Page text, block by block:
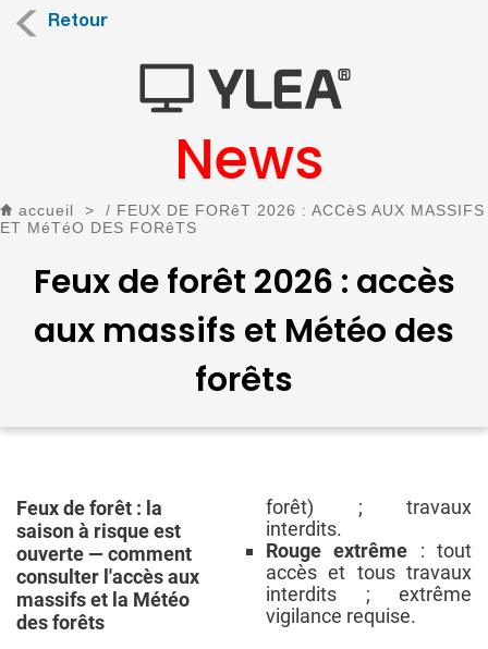
Retour
News
accueil >/ FEUX DE FORêT 2026 : ACCèS AUX MASSIFS
ET MéTéO DES FORêTS
Feux de forêt 2026 : accès
aux massifs et Météo des
forêts
Feux de forêt : la
saison à risque est
ouverte — comment
consulter l'accès aux
massifs et la Météo
des forêts
forêt) ; travaux
interdits.
Rouge extrême : tout
accès et tous travaux
interdits ; extrême
vigilance requise.